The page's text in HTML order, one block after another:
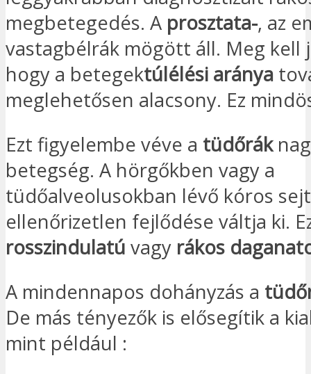
megbetegedés. A prosztata-, az
vastagbélrák mögött áll. Meg kell
hogy a betegektúlélési aránya
meglehetősen alacsony. Ez
Ezt figyelembe véve a tüdőrák
betegség. A hörgőkben vagy a
tüdőalveolusokban lévő kóros
ellenőrizetlen fejlődése váltja ki.
rosszindulatú vagy rákos
A mindennapos dohányzás a
De más tényezők is elősegítik a
mint például :